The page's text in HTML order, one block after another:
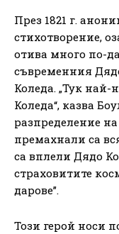
През 1821 г.
стихотворение,
отива много по-
съвременния
Коледа. „Тук
Коледа“, казва
разпределение
премахнали са
са вплели Дядо
страховитите
дарове”.
Този герой носи